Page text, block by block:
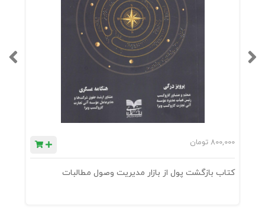
800,000 تومان
کتاب بازگشت پول از بازار مدیریت وصول مطالبات